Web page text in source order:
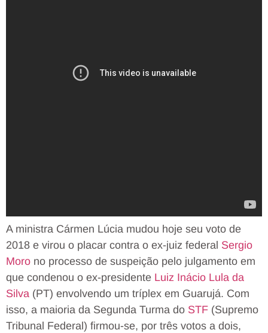
A ministra Cármen Lúcia mudou hoje seu voto de
2018 e virou o placar contra o ex-juiz federal Sergio
Moro no processo de suspeição pelo julgamento em
que condenou o ex-presidente Luiz Inácio Lula da
Silva (PT) envolvendo um tríplex em Guarujá. Com
isso, a maioria da Segunda Turma do STF (Supremo
Tribunal Federal) firmou-se, por três votos a dois,